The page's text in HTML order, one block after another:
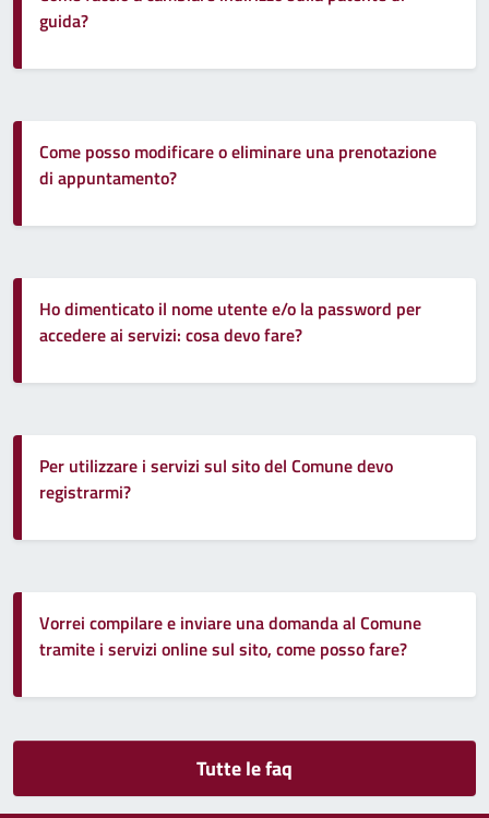
guida?
Come posso modificare o eliminare una prenotazione
di appuntamento?
Ho dimenticato il nome utente e/o la password per
accedere ai servizi: cosa devo fare?
Per utilizzare i servizi sul sito del Comune devo
registrarmi?
Vorrei compilare e inviare una domanda al Comune
tramite i servizi online sul sito, come posso fare?
Tutte le faq